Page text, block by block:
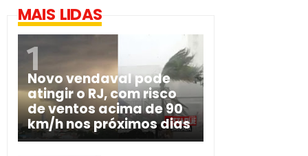
MAIS LIDAS
Novo vendaval pode
atingir o RJ, com risco
de ventos acima de 90
km/h nos próximos dias